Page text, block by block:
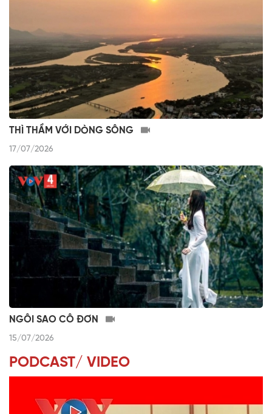
THÌ THẦM VỚI DÒNG SÔNG
17/07/2026
NGÔI SAO CÔ ĐƠN
15/07/2026
PODCAST/ VIDEO